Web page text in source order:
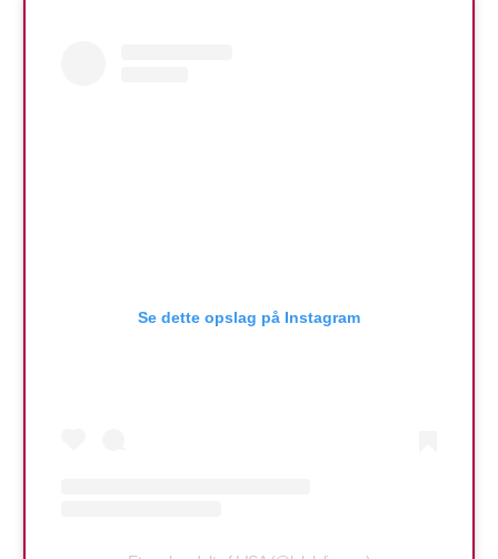
Se dette opslag på Instagram